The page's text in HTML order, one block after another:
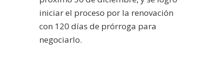
iniciar el proceso por la renovación
con 120 días de prórroga para
negociarlo.